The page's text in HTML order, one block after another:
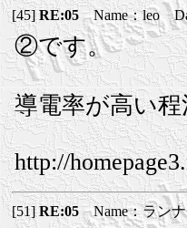
[45]RE:05 Name：leo
②です。
導電率が高い
http://
[51]RE:05 Name：ランナ